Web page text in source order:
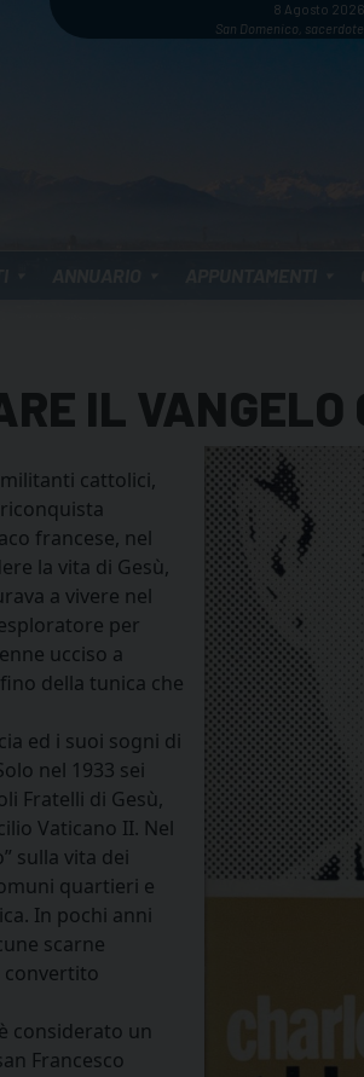
8 Agosto 2026
San Domenico, sacerdote
IL
cattolici,
francese, nel
la vita di Gesù,
a vivere nel
per
ucciso a
della tunica che
ed i suoi sogni di
nel 1933 sei
Fratelli di Gesù,
Vaticano II. Nel
sulla vita dei
quartieri e
In pochi anni
scarne
convertito
considerato un
Francesco